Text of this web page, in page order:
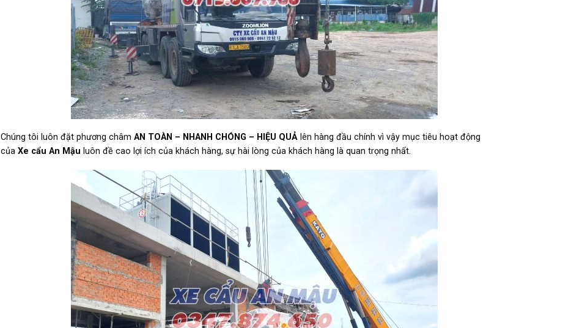
Chúng tôi luôn đặt phương châm AN TOÀN – NHANH CHÓNG – HIỆU QUẢ lên hàng đầu chính vì vậy mục tiêu hoạt động
của Xe cẩu An Mậu luôn đề cao lợi ích của khách hàng, sự hài lòng của khách hàng là quan trọng nhất.